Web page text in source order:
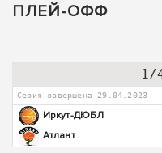
ПЛЕЙ-ОФФ
1/
Серия завершена 29.04.2023
Иркут-ДЮБЛ
Атлант